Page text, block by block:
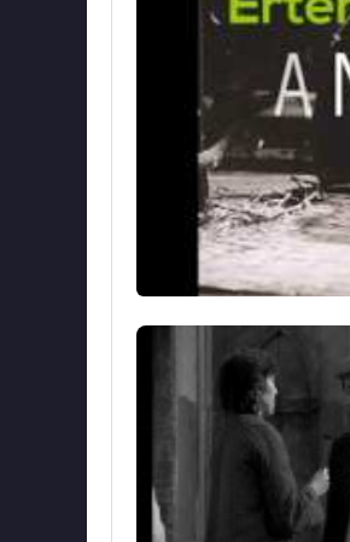
senesinde
’ın
Reha Yurdakul ,
de rol almıştır.
Ödülleri:
1973 - Adana Altın
1993 - Turizm
45'lik Plakları:
1965 - Silifke'nin
1965 - I Wanna Be Your
1966 - Me (
Şenay
1966 - Geli Geliver
1966 - Her Gün Kavga
1971 - (
Altan Karındaş
(Atlas)